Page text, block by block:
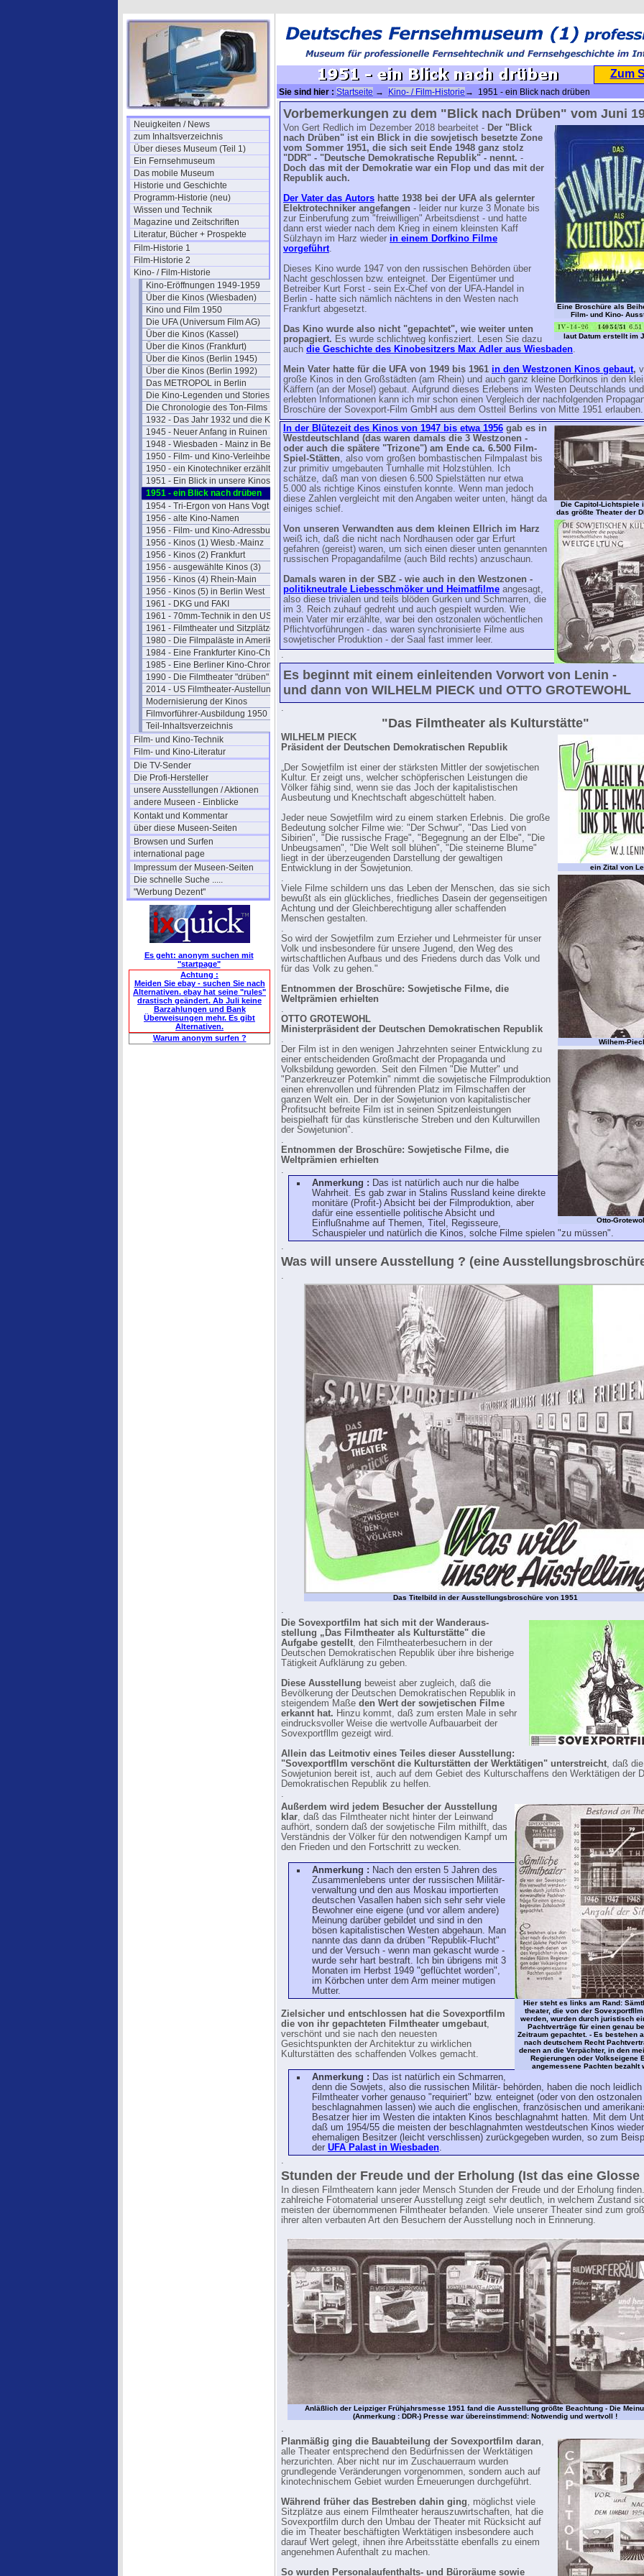
Neuigkeiten / News
zum Inhaltsverzeichnis
Über dieses Museum (Teil 1)
Ein Fernsehmuseum
Das mobile Museum
Historie und Geschichte
Programm-Historie (neu)
Wissen und Technik
Magazine und Zeitschriften
Literatur, Bücher + Prospekte
Film-Historie 1
Film-Historie 2
Kino- / Film-Historie
Kino-Eröffnungen 1949-1959
Über die Kinos (Wiesbaden)
Kino und Film 1950
Die UFA (Universum Film AG)
Über die Kinos (Kassel)
Über die Kinos (Frankfurt)
Über die Kinos (Berlin 1945)
Über die Kinos (Berlin 1992)
Das METROPOL in Berlin
Die Kino-Legenden und Stories
Die Chronologie des Ton-Films
1932 - Das Jahr 1932 und die Kinos
1945 - Neuer Anfang in Ruinen
1948 - Wiesbaden - Mainz in Berlin
1950 - Film- und Kino-Verleihbezirke
1950 - ein Kinotechniker erzählt
1951 - Ein Blick in unsere Kinos
1951 - ein Blick nach drüben
1954 - Tri-Ergon von Hans Vogt
1956 - alte Kino-Namen
1956 - Film- und Kino-Adressbuch 57
1956 - Kinos (1) Wiesb.-Mainz
1956 - Kinos (2) Frankfurt
1956 - ausgewählte Kinos (3)
1956 - Kinos (4) Rhein-Main
1956 - Kinos (5) in Berlin West
1961 - DKG und FAKI
1961 - 70mm-Technik in den USA
1961 - Filmtheater und Sitzplätze
1980 - Die Filmpaläste in Amerika
1984 - Eine Frankfurter Kino-Chronik
1985 - Eine Berliner Kino-Chronik
1990 - Die Filmtheater "drüben"
2014 - US Filmtheater-Austellung
Modernisierung der Kinos
Filmvorführer-Ausbildung 1950
Teil-Inhaltsverzeichnis
Film- und Kino-Technik
Film- und Kino-Literatur
Die TV-Sender
Die Profi-Hersteller
unsere Ausstellungen / Aktionen
andere Museen - Einblicke
Kontakt und Kommentar
über diese Museen-Seiten
Browsen und Surfen
international page
Impressum der Museen-Seiten
Die schnelle Suche .....
"Werbung Dezent"
Es geht: anonym suchen mit
"startpage"
Achtung :
Meiden Sie ebay - suchen Sie nach
Alternativen. ebay hat seine "rules"
drastisch geändert. Ab Juli keine
Barzahlungen und Bank
Überweisungen mehr. Es gibt
Alternativen.
Warum anonym surfen ?
Zum
Sie sind hier : Startseite → Kino- / Film-Historie → 1951 - ein Blick nach drüben
Vorbemerkungen zu dem "Blick nach Drüben" vom Juni
Eine Broschüre als
Film- und Kino-
laut Datum erstellt im
Von Gert Redlich im Dezember 2018 bearbeitet - Der "Blick
nach Drüben" ist ein Blick in die sowjetisch besetzte Zone
vom Sommer 1951, die sich seit Ende 1948 ganz stolz
"DDR" - "Deutsche Demokratische Republik" - nennt. -
Doch das mit der Demokratie war ein Flop und das mit der
Republik auch.
Der Vater das Autors hatte 1938 bei der UFA als gelernter
Elektrotechniker angefangen - leider nur kurze 3 Monate bis
zur Einberufung zum "freiwilligen" Arbeitsdienst - und hatte
dann erst wieder nach dem Krieg in einem kleinsten Kaff
Sülzhayn im Harz wieder in einem Dorfkino Filme
vorgeführt.
Dieses Kino wurde 1947 von den russischen Behörden über
Nacht geschlossen bzw. enteignet. Der Eigentümer und
Betreiber Kurt Forst - sein Ex-Chef von der UFA-Handel in
Berlin - hatte sich nämlich nächtens in den Westen nach
Frankfurt abgesetzt.
Das Kino wurde also nicht "gepachtet", wie weiter unten
propagiert. Es wurde schlichtweg konfisziert. Lesen Sie dazu
auch die Geschichte des Kinobesitzers Max Adler aus Wiesbaden.
Mein Vater hatte für die UFA von 1949 bis 1961 in den Westzonen Kinos gebaut,
große Kinos in den Großstädten (am Rhein) und auch ganz kleine Dorfkinos in den
Käffern (an der Mosel) gebaut. Aufgrund dieses Erlebens im Westen Deutschlands
erlebten Informationen kann ich mir schon einen Vergleich der nachfolgenden
Broschüre der Sovexport-Film GmbH aus dem Ostteil Berlins von Mitte 1951 erlauben.
Die Capitol-Lichtspiele
das größte Theater der
In der Blütezeit des Kinos von 1947 bis etwa 1956 gab es in
Westdeutschland (das waren damals die 3 Westzonen -
oder auch die spätere "Trizone") am Ende ca. 6.500 Film-
Spiel-Stätten, also vom großen bombastischen Filmpalast bis
zur primitiv umgebauten Turnhalle mit Holzstühlen. Ich
schätze, daß man von diesen 6.500 Spielstätten nur etwa
5.000 als richtige Kinos einstufen konnte. Wenn man jedoch
diese Zahlen vergleicht mit den Angaben weiter unten, hängt da
einiges schief.
Von unseren Verwandten aus dem kleinen Ellrich im Harz
weiß ich, daß die nicht nach Nordhausen oder gar Erfurt
gefahren (gereist) waren, um sich einen dieser unten genannten
russischen Propagandafilme (auch Bild rechts) anzuschaun.
Damals waren in der SBZ - wie auch in den Westzonen -
politikneutrale Liebesschmöker und Heimatfilme angesagt,
also diese trivialen und teils blöden Gurken und Schmarren, die
im 3. Reich zuhauf gedreht und auch gespielt wurden. Wie
mein Vater mir erzählte, war bei den ostzonalen wöchentlichen
Pflichtvorführungen - das waren synchronisierte Filme aus
sowjetischer Produktion - der Saal fast immer leer.
.
Es beginnt mit einem einleitenden Vorwort von Lenin -
und dann von WILHELM PIECK und OTTO GROTEWOHL
.
"Das Filmtheater als Kulturstätte"
ein Zital von
Wilhem-
Otto-
WILHELM PIECK
Präsident der Deutschen Demokratischen Republik
„Der Sowjetfilm ist einer der stärksten Mittler der sowjetischen
Kultur. Er zeigt uns, welcher schöpferischen Leistungen die
Völker fähig sind, wenn sie das Joch der kapitalistischen
Ausbeutung und Knechtschaft abgeschüttelt haben.
Jeder neue Sowjetfilm wird zu einem starken Erlebnis. Die große
Bedeutung solcher Filme wie: "Der Schwur", "Das Lied von
Sibirien", "Die russische Frage", "Begegnung an der Elbe", "Die
Unbeugsamen", "Die Welt soll blühen", "Die steinerne Blume"
liegt in der überzeugenden Darstellung der gewaltigen
Entwicklung in der Sowjetunion.
.
Viele Filme schildern uns das Leben der Menschen, das sie sich
bewußt als ein glückliches, friedliches Dasein der gegenseitigen
Achtung und der Gleichberechtigung aller schaffenden
Menschen gestalten.
.
So wird der Sowjetfilm zum Erzieher und Lehrmeister für unser
Volk und insbesondere für unsere Jugend, den Weg des
wirtschaftlichen Aufbaus und des Friedens durch das Volk und
für das Volk zu gehen."
Entnommen der Broschüre: Sowjetische Filme, die
Weltprämien erhielten
.
OTTO GROTEWOHL
Ministerpräsident der Deutschen Demokratischen Republik
.
Der Film ist in den wenigen Jahrzehnten seiner Entwicklung zu
einer entscheidenden Großmacht der Propaganda und
Volksbildung geworden. Seit den Filmen "Die Mutter" und
"Panzerkreuzer Potemkin" nimmt die sowjetische Filmproduktion
einen ehrenvollen und führenden Platz im Filmschaffen der
ganzen Welt ein. Der in der Sowjetunion von kapitalistischer
Profitsucht befreite Film ist in seinen Spitzenleistungen
beispielhaft für das künstlerische Streben und den Kulturwillen
der Sowjetunion".
.
Entnommen der Broschüre: Sowjetische Filme, die
Weltprämien erhielten
.
Anmerkung : Das ist natürlich auch nur die halbe
Wahrheit. Es gab zwar in Stalins Russland keine direkte
monitäre (Profit-) Absicht bei der Filmproduktion, aber
dafür eine essentielle politische Absicht und
Einflußnahme auf Themen, Titel, Regisseure,
Schauspieler und natürlich die Kinos, solche Filme spielen "zu müssen".
.
Was will unsere Ausstellung ? (eine
.
Das Titelbild in der Ausstellungsbroschüre von 1951
.
Die Sovexportfilm hat sich mit der Wanderaus-
stellung „Das Filmtheater als Kulturstätte" die
Aufgabe gestellt, den Filmtheaterbesuchern in der
Deutschen Demokratischen Republik über ihre bisherige
Tätigkeit Aufklärung zu geben.
Diese Ausstellung beweist aber zugleich, daß die
Bevölkerung der Deutschen Demokratischen Republik in
steigendem Maße den Wert der sowjetischen Filme
erkannt hat. Hinzu kommt, daß zum ersten Male in sehr
eindrucksvoller Weise die wertvolle Aufbauarbeit der
Sovexportfllm gezeigt wird.
Allein das Leitmotiv eines Teiles dieser Ausstellung:
"Sovexportfllm verschönt die Kulturstätten der Werktätigen" unterstreicht, daß die
Sowjetunion bereit ist, auch auf dem Gebiet des Kulturschaffens den Werktätigen der
Demokratischen Republik zu helfen.
.
Hier steht es links am Rand:
theater, die von der
werden, wurden durch juristisch
Pachtverträge für einen genau
Zeitraum gepachtet. - Es bestehen
nach deutschem Recht
denen an die Verpächter, in den
Regierungen oder Volkseigene
angemessene Pachten bezahlt
Außerdem wird jedem Besucher der Ausstellung
klar, daß das Filmtheater nicht hinter der Leinwand
aufhört, sondern daß der sowjetische Film mithilft, das
Verständnis der Völker für den notwendigen Kampf um
den Frieden und den Fortschritt zu wecken.
Anmerkung : Nach den ersten 5 Jahren des
Zusammenlebens unter der russischen Militär-
verwaltung und den aus Moskau importierten
deutschen Vasallen haben sich sehr sehr viele
Bewohner eine eigene (und vor allem andere)
Meinung darüber gebildet und sind in den
bösen kapitalistischen Westen abgehaun. Man
nannte das dann da drüben "Republik-Flucht"
und der Versuch - wenn man gekascht wurde -
wurde sehr hart bestraft. Ich bin übrigens mit 3
Monaten im Herbst 1949 "geflüchtet worden",
im Körbchen unter dem Arm meiner mutigen
Mutter.
Zielsicher und entschlossen hat die Sovexportfilm
die von ihr gepachteten Filmtheater umgebaut,
verschönt und sie nach den neuesten
Gesichtspunkten der Architektur zu wirklichen
Kulturstätten des schaffenden Volkes gemacht.
Anmerkung : Das ist natürlich ein Schmarren,
denn die Sowjets, also die russischen Militär- behörden, haben die noch
Filmtheater vorher genauso "requiriert" bzw. enteignet (oder von den ostzonalen
beschlagnahmen lassen) wie auch die englischen, französischen und
Besatzer hier im Westen die intakten Kinos beschlagnahmt hatten. Mit dem
daß um 1954/55 die meisten der beschlagnahmten westdeutschen Kinos
ehemaligen Besitzer (leicht verschlissen) zurückgegeben wurden, so zum
der UFA Palast in Wiesbaden.
.
Stunden der Freude und der Erholung (Ist das eine Glosse
In diesen Filmtheatern kann jeder Mensch Stunden der Freude und der Erholung
zahlreiche Fotomaterial unserer Ausstellung zeigt sehr deutlich, in welchem Zustand
meisten der übernommenen Filmtheater befanden. Viele unserer Theater sind zum
ihrer alten verbauten Art den Besuchern der Ausstellung noch in Erinnerung.
Anläßlich der Leipziger Frühjahrsmesse 1951 fand die Ausstellung größte Beachtung - Die
(Anmerkung : DDR-) Presse war übereinstimmend: Notwendig und wertvoll !
.
Planmäßig ging die Bauabteilung der Sovexportfilm daran,
alle Theater entsprechend den Bedürfnissen der Werktätigen
herzurichten. Aber nicht nur im Zuschauerraum wurden
grundlegende Veränderungen vorgenommen, sondern auch auf
kinotechnischem Gebiet wurden Erneuerungen durchgeführt.
Während früher das Bestreben dahin ging, möglichst viele
Sitzplätze aus einem Filmtheater herauszuwirtschaften, hat die
Sovexportfilm durch den Umbau der Theater mit Rücksicht auf
die im Theater beschäftigten Werktätigen insbesondere auch
darauf Wert gelegt, ihnen ihre Arbeitsstätte ebenfalls zu einem
angenehmen Aufenthalt zu machen.
So wurden Personalaufenthalts- und Büroräume sowie